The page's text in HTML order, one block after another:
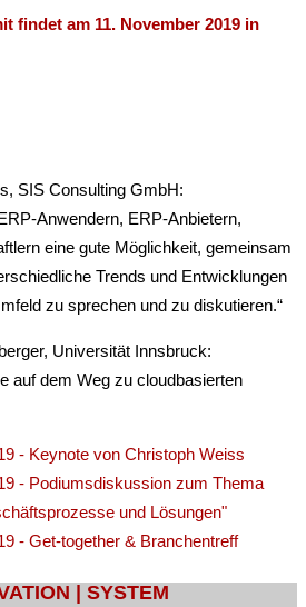
findet am 11. November 2019 in
SIS Consulting GmbH:
Anwendern, ERP-Anbietern,
eine gute Möglichkeit, gemeinsam
Trends und Entwicklungen
zu sprechen und zu diskutieren.“
Universität Innsbruck:
auf dem Weg zu cloudbasierten
| SYSTEM